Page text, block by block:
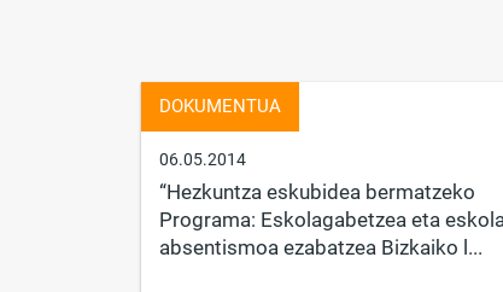
DOKUMENTUA
06.05.2014
“Hezkuntza eskubidea bermatzeko
Programa: Eskolagabetzea eta
absentismoa ezabatzea Bizkaiko l...